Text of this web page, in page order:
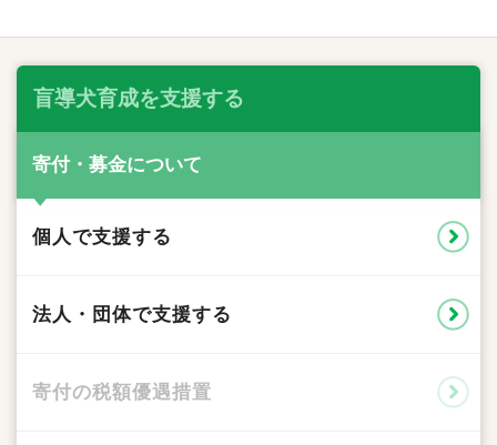
盲導犬育成を支援する
寄付・募金について
個人で支援する
法人・団体で支援する
寄付の税額優遇措置